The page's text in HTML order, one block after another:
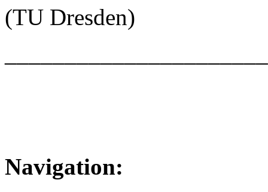
(TU Dresden)
Navigation: